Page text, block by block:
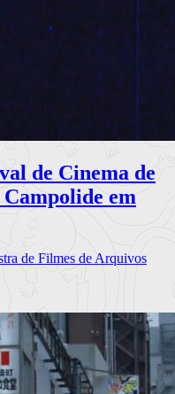
de Cinema de
em
de Filmes de Arquivos